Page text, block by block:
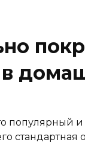
популярный
стандартная